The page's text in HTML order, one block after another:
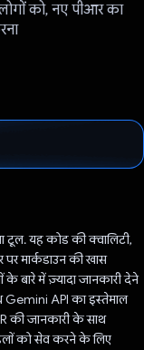
को, नए पीआर का
यह कोड की क्वालिटी,
मार्कडाउन की खास
बारे में ज़्यादा जानकारी देने
API का इस्तेमाल
की जानकारी के साथ
को सेव करने के लिए